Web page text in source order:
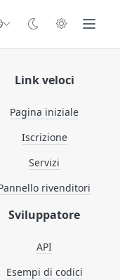
Link veloci
Pagina iniziale
Iscrizione
Servizi
rivenditori
Sviluppatore
API
Esempi di codici